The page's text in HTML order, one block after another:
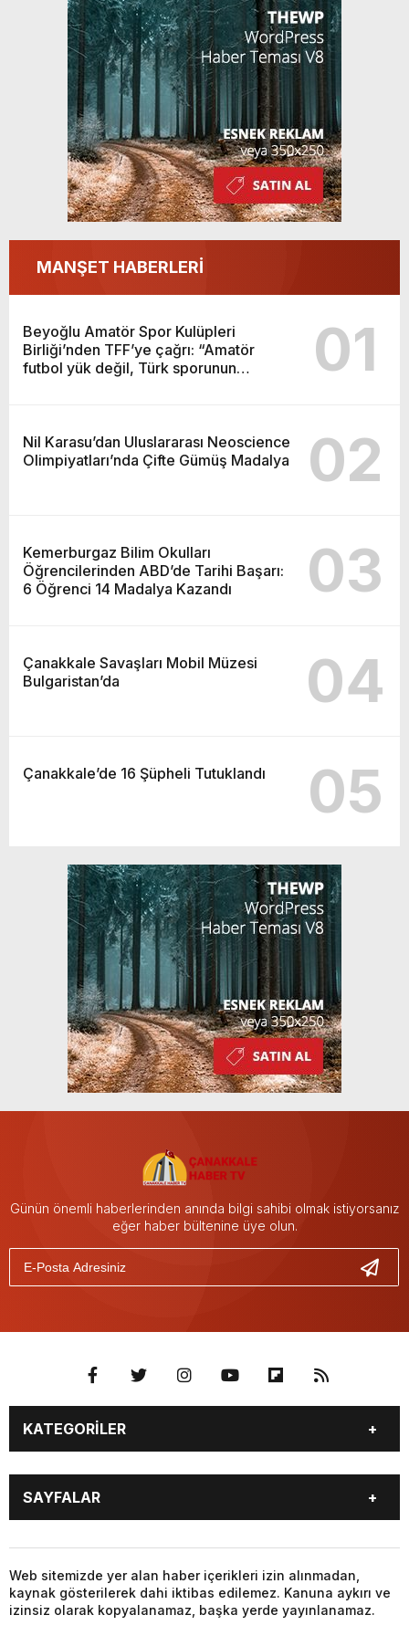
sporunun temelidir”
MANŞET HABERLERİ
Beyoğlu Amatör Spor Kulüpleri
Birliği’nden TFF’ye çağrı: “Amatör
futbol yük değil, Türk sporunun
01
Nil Karasu’dan Uluslararası Neoscience
Olimpiyatları’nda Çifte Gümüş Madalya
02
Kemerburgaz Bilim Okulları
Öğrencilerinden ABD’de Tarihi Başarı:
6 Öğrenci 14 Madalya Kazandı
03
Çanakkale Savaşları Mobil Müzesi
Bulgaristan’da
04
Çanakkale’de 16 Şüpheli Tutuklandı 05
Günün önemli haberlerinden anında bilgi sahibi olmak istiyorsanız
eğer haber bültenine üye olun.
KATEGORİLER
GÜNDEM
SEKTÖR ÖZEL
DÜNYA
EKONOMİ
SPOR
SAYFALAR
DÜNYA
SİYASET
EKONOMİ
SPOR
Web sitemizde yer alan haber içerikleri izin alınmadan,
kaynak gösterilerek dahi iktibas edilemez. Kanuna aykırı ve
izinsiz olarak kopyalanamaz, başka yerde yayınlanamaz.